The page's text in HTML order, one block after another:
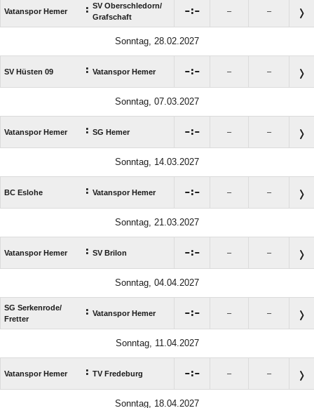
Vatanspor Hemer : SV Oberschledorn/​
Grafschaft
: – –
Sonntag, 28.02.2027
SV Hüsten 09 : Vatanspor Hemer : – –
Sonntag, 07.03.2027
Vatanspor Hemer : SG Hemer : – –
Sonntag, 14.03.2027
BC Eslohe : Vatanspor Hemer : – –
Sonntag, 21.03.2027
Vatanspor Hemer : SV Brilon : – –
Sonntag, 04.04.2027
SG Serkenrode/​
Fretter
: Vatanspor Hemer : – –
Sonntag, 11.04.2027
Vatanspor Hemer : TV Fredeburg : – –
Sonntag, 18.04.2027